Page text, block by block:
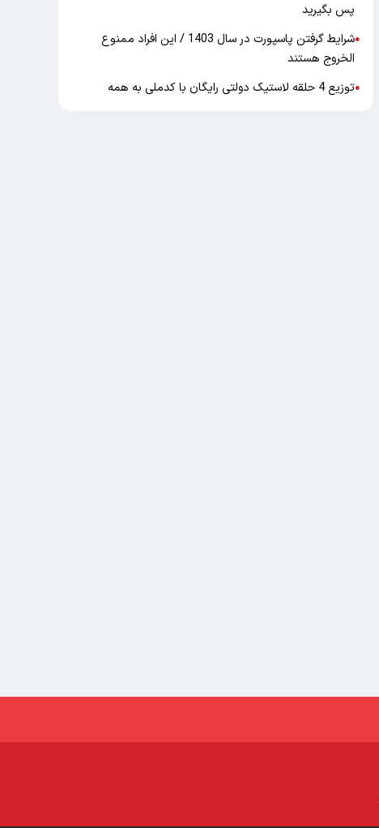
پس بگیرید
●
شرایط گرفتن پاسپورت در سال 1403 / این افراد ممنوع
الخروج هستند
●توزیع 4 حلقه لاستیک دولتی رایگان با کدملی به همه